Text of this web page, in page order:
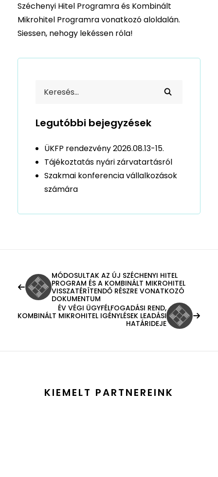
Széchenyi Hitel Programraés Kombinált
Mikrohitel Programravonatkozó aloldalán.
Siessen, nehogy lekéssen róla!
Legutóbbi bejegyzések
ÜKFP rendezvény 2026.08.13-15.
Tájékoztatás nyári zárvatartásról
Szakmai konferencia vállalkozások
számára
MÓDOSULTAK AZ ÚJ SZÉCHENYI HITEL
PROGRAM ÉS A KOMBINÁLT MIKROHITEL
VISSZATÉRÍTENDŐ RÉSZRE VONATKOZÓ
DOKUMENTUM
ÉV VÉGI ÜGYFÉLFOGADÁSI REND,
KOMBINÁLT MIKROHITEL IGÉNYLÉSEK LEADÁSI
HATÁRIDEJE
KIEMELT PARTNEREINK